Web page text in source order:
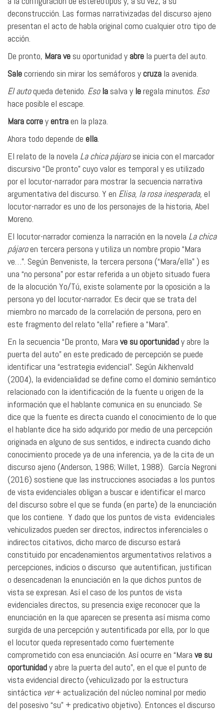
deconstrucción. Las formas narrativizadas del discurso ajeno
presentan el acto de habla original como cualquier otro tipo de
acción.
De pronto, Marave su oportunidad y abre la puerta del auto.
Salecorriendo sin mirar los semáforos ycruza la avenida.
El autoqueda detenido. Eso la salva y leregala minutos. Eso
hace posible el escape.
Maracorreyentraen la plaza.
Ahora todo depende de ella.
El relato de la novela La chica pájarose inicia con el marcador
discursivo “De pronto” cuyo valor es temporal y es utilizado
por el locutor-narrador para mostrar la secuencia narrativa
argumentativa del discurso. Y en Elisa, la rosa inesperada, el
locutor-narrador es uno de los personajes de la historia, Abel
Moreno.
El locutor-narrador comienza la narración en la novela La chica
pájaroen tercera persona y utiliza un nombre propio “Mara
ve…”. Según Benveniste, la tercera persona (“Mara/ella” ) es
una “no persona” por estar referida a un objeto situado fuera
de la alocución Yo/Tú, existe solamente por la oposición a la
persona yo del locutor-narrador. Es decir que se trata del
miembro no marcado de la correlación de persona, pero en
este fragmento del relato “ella” refiere a “Mara”.
En la secuencia “De pronto, Mara ve su oportunidady abre la
puerta del auto” en este predicado de percepción se puede
identificar una “estrategia evidencial”. Según Aikhenvald
(2004), la evidencialidad se define como el dominio semántico
relacionado con la identificación de la fuente u origen de la
información que el hablante comunica en su enunciado. Se
dice que la fuente es directa cuando el conocimiento de lo que
el hablante dice ha sido adqurido por medio de una percepción
originada en alguno de sus sentidos, e indirecta cuando dicho
conocimiento procede ya de una inferencia, ya de la cita de un
discurso ajeno (Anderson, 1986; Willet, 1988). García Negroni
(2016) sostiene que las instrucciones asociadas a los puntos
de vista evidenciales obligan a buscar e identificar el marco
del discurso sobre el que se funda (en parte) de la enunciación
que los contiene. Y dado que los puntos de vista evidenciales
vehiculizados pueden ser directos, indirectos inferenciales o
indirectos citativos, dicho marco de discurso estará
constituido por encadenamientos argumentativos relativos a
percepciones, indicios o discurso que autentifican, justifican
o desencadenan la enunciación en la que dichos puntos de
vista se expresan. Así el caso de los puntos de vista
evidenciales directos, su presencia exige reconocer que la
enunciación en la que aparecen se presenta así misma como
surgida de una percepción y autentificada por ella, por lo que
el locutor queda representado como fuertemente
comprometido con esa enunciación. Así ocurre en “Mara ve su
oportunidady abre la puerta del auto”, en el que el punto de
vista evidencial directo (vehiculizado por la estructura
sintáctica ver+ actualización del núcleo nominal por medio
del posesivo “su” + predicativo objetivo). Entonces el discurso